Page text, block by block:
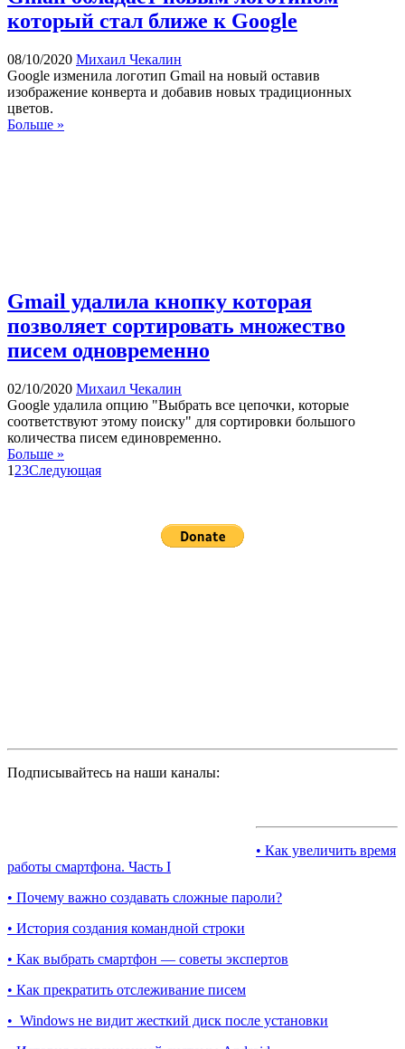
который стал ближе к Google
08/10/2020 Михаил Чекалин
Google изменила логотип Gmail на новый оставив
изображение конверта и добавив новых традиционных
цветов.
Больше »
Gmail удалила кнопку которая
позволяет сортировать множество
писем одновременно
02/10/2020 Михаил Чекалин
Google удалила опцию "Выбрать все цепочки, которые
соответствуют этому поиску" для сортировки большого
количества писем единовременно.
Больше »
1 23Следующая
Подписывайтесь на наши каналы:
• Как увеличить время
работы смартфона. Часть I
• Почему важно создавать сложные пароли?
• История создания командной строки
• Как выбрать смартфон — советы экспертов
• Как прекратить отслеживание писем
• Windows не видит жесткий диск после установки